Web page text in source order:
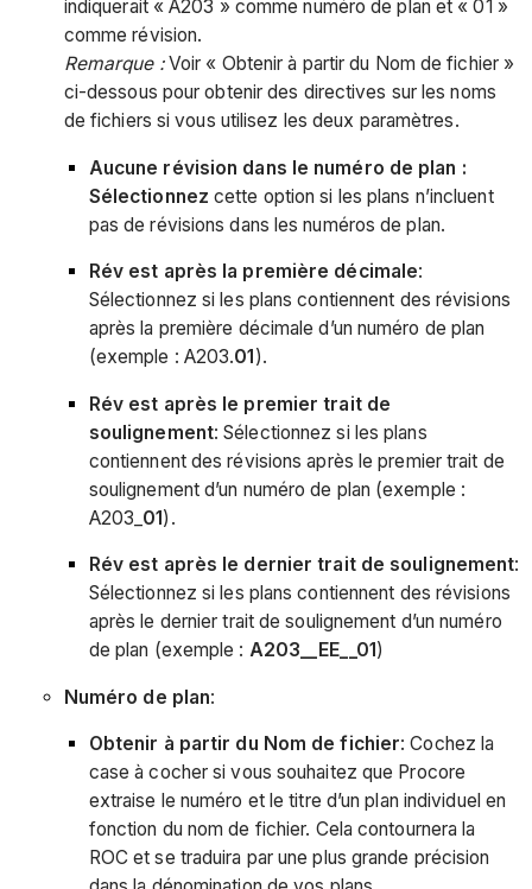
indiquerait « A203 » comme numéro de plan et « 01 »
comme révision.
Remarque :Voir « Obtenir à partir du Nom de fichier »
ci-dessous pour obtenir des directives sur les noms
de fichiers si vous utilisez les deux paramètres.
Aucune révision dans le numéro de plan :
Sélectionnez cette option si les plans n’incluent
pas de révisions dans les numéros de plan.
Rév est après la première décimale:
Sélectionnez si les plans contiennent des révisions
après la première décimale d’un numéro de plan
(exemple : A203.01 ).
Rév est après le premier trait de
soulignement: Sélectionnez si les plans
contiennent des révisions après le premier trait de
soulignement d’un numéro de plan (exemple :
A203_ 01).
Rév est après le dernier trait de soulignement:
Sélectionnez si les plans contiennent des révisions
après le dernier trait de soulignement d’un numéro
de plan (exemple : A203__EE__01 )
Numéro de plan:
Obtenir à partir du Nom de fichier: Cochez la
case à cocher si vous souhaitez que Procore
extraise le numéro et le titre d’un plan individuel en
fonction du nom de fichier. Cela contournera la
ROC et se traduira par une plus grande précision